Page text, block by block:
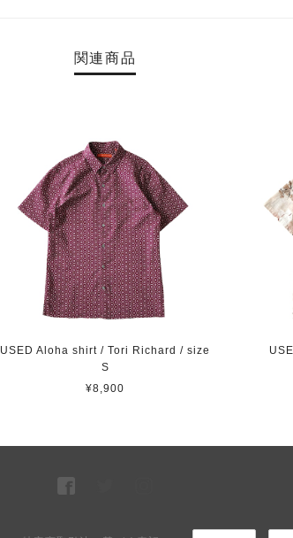
関連商品
USED Aloha shirt / Tori Richard / size
S
¥8,900